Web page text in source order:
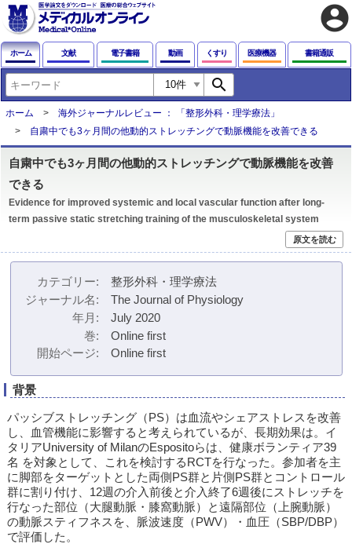
account_circle
ホーム 文献 電子書籍 動画 くすり 医療機器 書籍通販
search
ホーム
海外ジャーナルレビュー ： 「整形外科・理学療法」
自粛中でも3ヶ月間の他動的ストレッチングで動脈機能を改善できる
自粛中でも3ヶ月間の他動的ストレッチングで動脈機能を改善
できる
Evidence for improved systemic and local vascular function after long‐
term passive static stretching training of the musculoskeletal system
原文を読む
カテゴリー
整形外科・理学療法
ジャーナル名
The Journal of Physiology
年月
July 2020
巻
Online first
開始ページ
Online first
背景
パッシブストレッチング（PS）は血流やシェアストレスを改善
し、血管機能に影響すると考えられているが、長期効果は。イ
タリアUniversity of MilanのEspositoらは、健康ボランティア39
名 を対象として、これを検討するRCTを行なった。参加者を主
に脚部をターゲットとした両側PS群と片側PS群とコントロール
群に割り付け、12週の介入前後と介入終了6週後にストレッチを
行なった部位（大腿動脈・膝窩動脈）と遠隔部位（上腕動脈）
の動脈スティフネスを、脈波速度（PWV）・血圧（SBP/DBP）
で評価した。